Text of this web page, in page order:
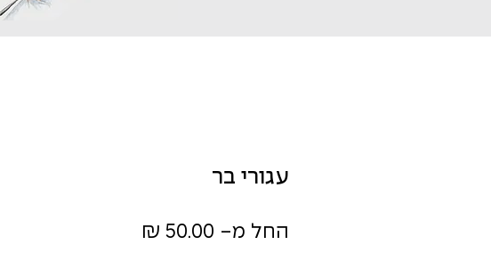
עגורי בר
החל מ- 50.00 ₪